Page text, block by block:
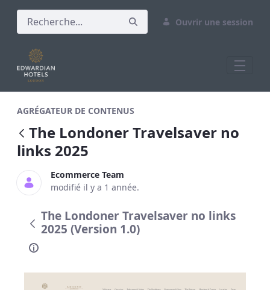
Ouvrir une session
AGRÉGATEUR DE CONTENUS
The Londoner Travelsaver no
links 2025
Ecommerce Team
modifié il y a 1 année.
The Londoner Travelsaver no links
2025 (Version 1.0)